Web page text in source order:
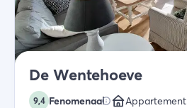
De Wentehoeve
9,4 Fenomenaal Appartement